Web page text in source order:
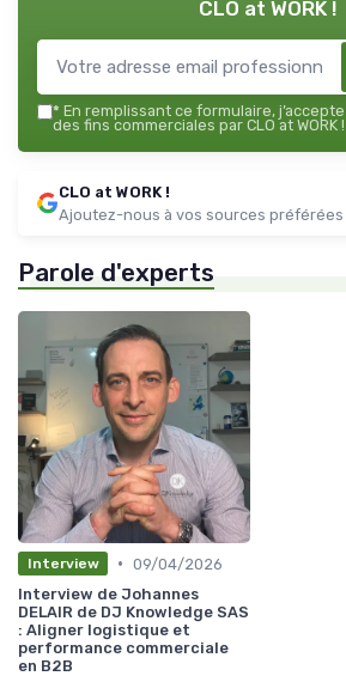
CLO at WORK !
* En remplissant ce formulaire,
des fins commerciales par CLO at
CLO at WORK !
Ajoutez-nous à vos sources préférées
Parole d'experts
Interview • 09/04/2026
Interview de Johannes
DELAIR de DJ Knowledge SAS
: Aligner logistique et
performance commerciale
en B2B